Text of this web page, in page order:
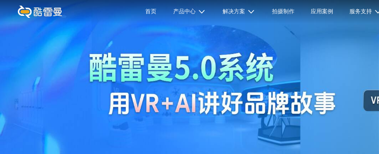
首页 产品中心 解决方案 拍摄制作 应用案例 服务支持